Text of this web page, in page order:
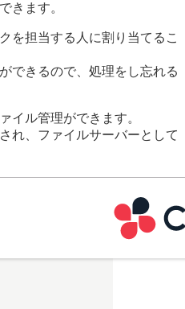
きます。
を担当する人に割り当てるこ
できるので、処理をし忘れる
イル管理ができます。
れ、ファイルサーバーとして